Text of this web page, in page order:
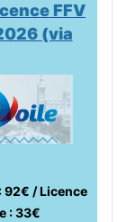
FFV
(via
92€ / Licence
: 33€